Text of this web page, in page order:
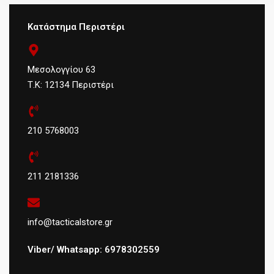
Κατάστημα Περιστέρι
Μεσολογγίου 63
Τ.Κ: 12134 Περιστέρι
210 5768003
211 2181336
info@tacticalstore.gr
Viber/ Whatsapp: 6978302559